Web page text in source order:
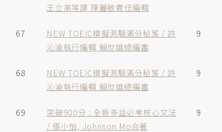
王立弟等譯 陳麗敏責任編輯
67
NEW TOEIC模擬測驗滿分秘笈 / 許
沁渝執行編輯 賴世雄總編審
9
68
NEW TOEIC模擬測驗滿分秘笈 / 許
沁渝執行編輯 賴世雄總編審
9
69
突破900分 : 全新多益必考核心文法
/ 張小怡, Johnson Mo合著
9